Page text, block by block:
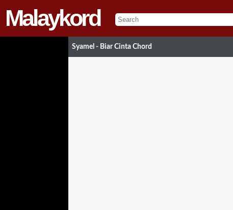
Malaykord
Syamel - Biar Cinta Chord